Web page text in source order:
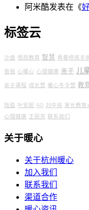
阿米酷发表在《
标签云
沙盘 情商教育 智慧 青春修炼手
爸爸 心暖心 心理健康 亲子 儿
亲子课程 成长营 暖心冬令营 教
陆盈 叶安妮 6Q 刘中良 家长教育
心理健康 王丽芳 联系我们
关于暖心
关于杭州暖心
加入我们
联系我们
渠道合作